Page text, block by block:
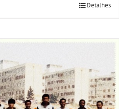
Detalhes